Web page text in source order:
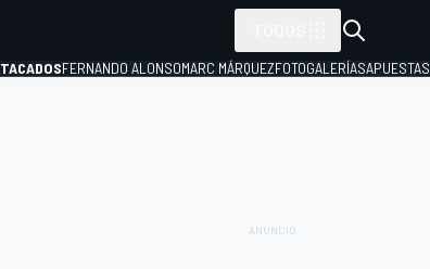
FERNANDO ALONSOMARC MÁRQUEZFOTOGALERÍASAPUESTAS